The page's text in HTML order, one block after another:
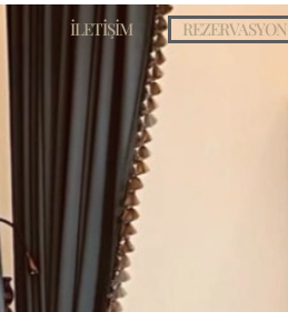
İLETİŞİM REZERVASYON